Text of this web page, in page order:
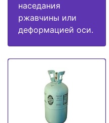
наседания
ржавчины или
деформацией оси.